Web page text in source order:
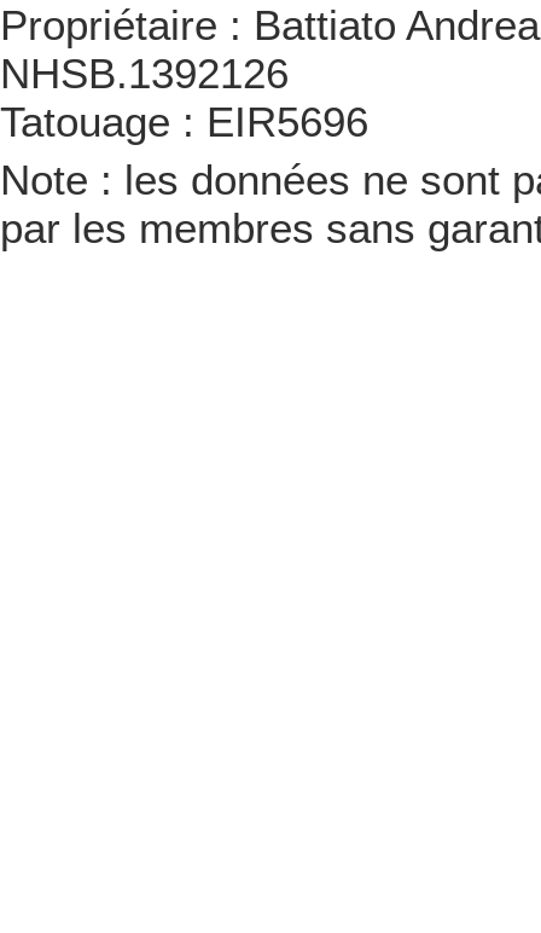
Propriétaire : Battiato Andrea
NHSB.1392126
Tatouage : EIR5696
Note : les données ne sont
par les membres sans